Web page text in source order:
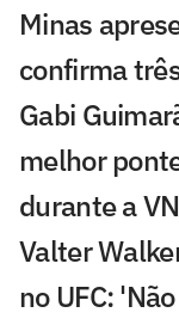
Minas
confirma
Gabi
melhor
durante a
Valter
no UFC: